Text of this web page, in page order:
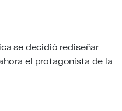
se decidió rediseñar
el protagonista de la